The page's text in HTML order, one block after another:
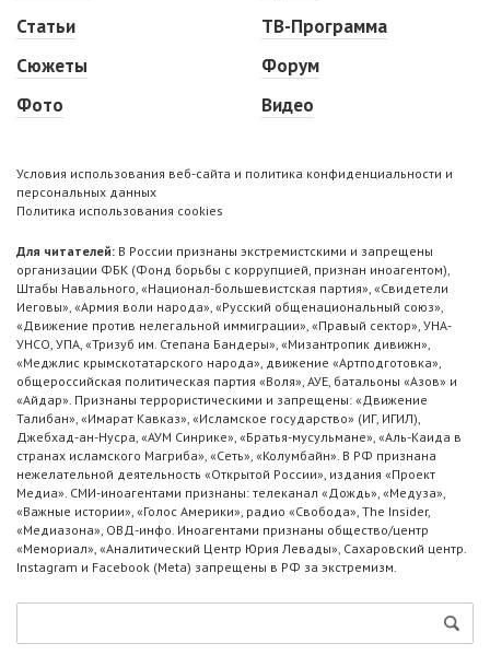
Статьи
Сюжеты
Фото
ТВ-Программа
Форум
Видео
Условия использования веб-сайта и политика конфиденциальности и
персональных данных
Политика использования cookies
Для читателей: В России признаны экстремистскими и запрещены
организации ФБК (Фонд борьбы с коррупцией, признан иноагентом),
Штабы Навального, «Национал-большевистская партия», «Свидетели
Иеговы», «Армия воли народа», «Русский общенациональный союз»,
«Движение против нелегальной иммиграции», «Правый сектор», УНА-
УНСО, УПА, «Тризуб им. Степана Бандеры», «Мизантропик дивижн»,
«Меджлис крымскотатарского народа», движение «Артподготовка»,
общероссийская политическая партия «Воля», АУЕ, батальоны «Азов» и
«Айдар». Признаны террористическими и запрещены: «Движение
Талибан», «Имарат Кавказ», «Исламское государство» (ИГ, ИГИЛ),
Джебхад-ан-Нусра, «АУМ Синрике», «Братья-мусульмане», «Аль-Каида в
странах исламского Магриба», «Сеть», «Колумбайн». В РФ признана
нежелательной деятельность «Открытой России», издания «Проект
Медиа». СМИ-иноагентами признаны: телеканал «Дождь», «Медуза»,
«Важные истории», «Голос Америки», радио «Свобода», The Insider,
«Медиазона», ОВД-инфо. Иноагентами признаны общество/центр
«Мемориал», «Аналитический Центр Юрия Левады», Сахаровский центр.
Instagram и Facebook (Metа) запрещены в РФ за экстремизм.